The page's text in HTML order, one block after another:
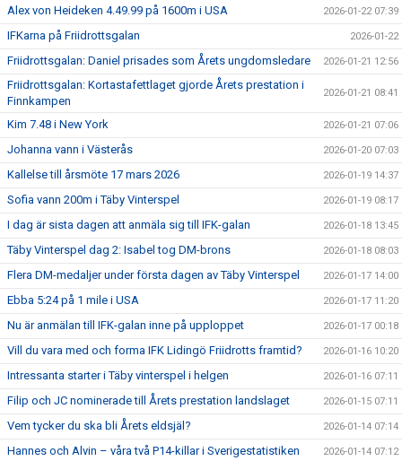
Alex von Heideken 4.49.99 på 1600m i USA 2026-01-22 07:39
IFKarna på Friidrottsgalan 2026-01-22
Friidrottsgalan: Daniel prisades som Årets ungdomsledare 2026-01-21 12:56
Friidrottsgalan: Kortastafettlaget gjorde Årets prestation i
Finnkampen
2026-01-21 08:41
Kim 7.48 i New York 2026-01-21 07:06
Johanna vann i Västerås 2026-01-20 07:03
Kallelse till årsmöte 17 mars 2026 2026-01-19 14:37
Sofia vann 200m i Täby Vinterspel 2026-01-19 08:17
I dag är sista dagen att anmäla sig till IFK-galan 2026-01-18 13:45
Täby Vinterspel dag 2: Isabel tog DM-brons 2026-01-18 08:03
Flera DM-medaljer under första dagen av Täby Vinterspel 2026-01-17 14:00
Ebba 5:24 på 1 mile i USA 2026-01-17 11:20
Nu är anmälan till IFK-galan inne på upploppet 2026-01-17 00:18
Vill du vara med och forma IFK Lidingö Friidrotts framtid? 2026-01-16 10:20
Intressanta starter i Täby vinterspel i helgen 2026-01-16 07:11
Filip och JC nominerade till Årets prestation landslaget 2026-01-15 07:11
Vem tycker du ska bli Årets eldsjäl? 2026-01-14 07:14
Hannes och Alvin – våra två P14-killar i Sverigestatistiken 2026-01-14 07:12